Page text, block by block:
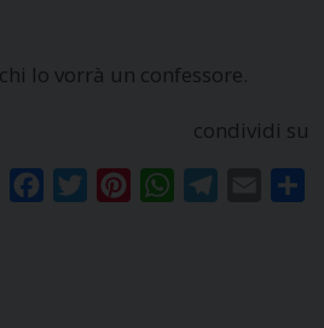
lo vorrà un confessore.
condividi su
FacebookTwitterPinterestWhatsAppTelegram
Email